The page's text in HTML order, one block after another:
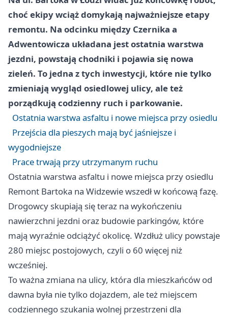
choć ekipy wciąż domykają najważniejsze etapy
remontu. Na odcinku między Czernika a
Adwentowicza układana jest ostatnia warstwa
jezdni, powstają chodniki i pojawia się nowa
zieleń. To jedna z tych inwestycji, które nie tylko
zmieniają wygląd osiedlowej ulicy, ale też
porządkują codzienny ruch i parkowanie.
Ostatnia warstwa asfaltu i nowe miejsca przy osiedlu
Przejścia dla pieszych mają być jaśniejsze i
wygodniejsze
Prace trwają przy utrzymanym ruchu
Ostatnia warstwa asfaltu i nowe miejsca przy osiedlu
Remont Bartoka na Widzewie wszedł w końcową fazę.
Drogowcy skupiają się teraz na wykończeniu
nawierzchni jezdni oraz budowie parkingów, które
mają wyraźnie odciążyć okolicę. Wzdłuż ulicy powstaje
280 miejsc postojowych, czyli o 60 więcej niż
wcześniej.
To ważna zmiana na ulicy, która dla mieszkańców od
dawna była nie tylko dojazdem, ale też miejscem
codziennego szukania wolnej przestrzeni dla